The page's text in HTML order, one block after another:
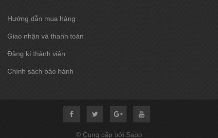
Hướng dẫn mua hàng
Giao nhận và thanh toán
Đăng kí thành viên
Chính sách bảo hành
© Cung cấp bởi Sapo